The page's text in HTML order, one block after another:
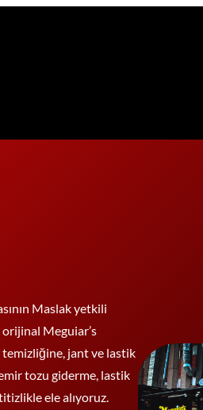
Maslak yetkili
Meguiar’s
temizliğine, jant ve lastik
tozu giderme, lastik
ele alıyoruz.